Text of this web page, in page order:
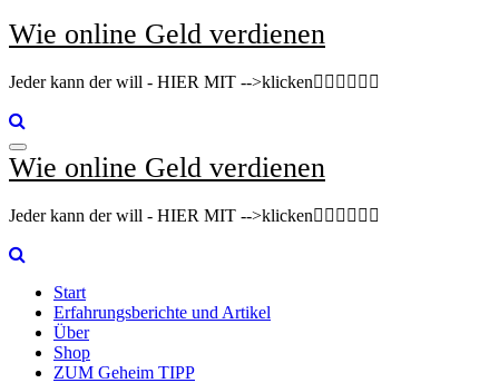
Zum
Inhalt
Wie online Geld verdienen
Jeder kann der will - HIER MIT -->klicken👇🏽👇🏽👇🏽
Wie online Geld verdienen
Jeder kann der will - HIER MIT -->klicken👇🏽👇🏽👇🏽
Start
Erfahrungsberichte und Artikel
Über
Shop
ZUM Geheim TIPP